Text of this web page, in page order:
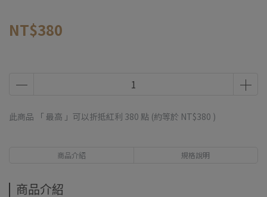
NT$380
此商品 「 最高 」可以折抵紅利 380 點 (約等於 NT$380 )
商品介紹 規格說明
商品介紹